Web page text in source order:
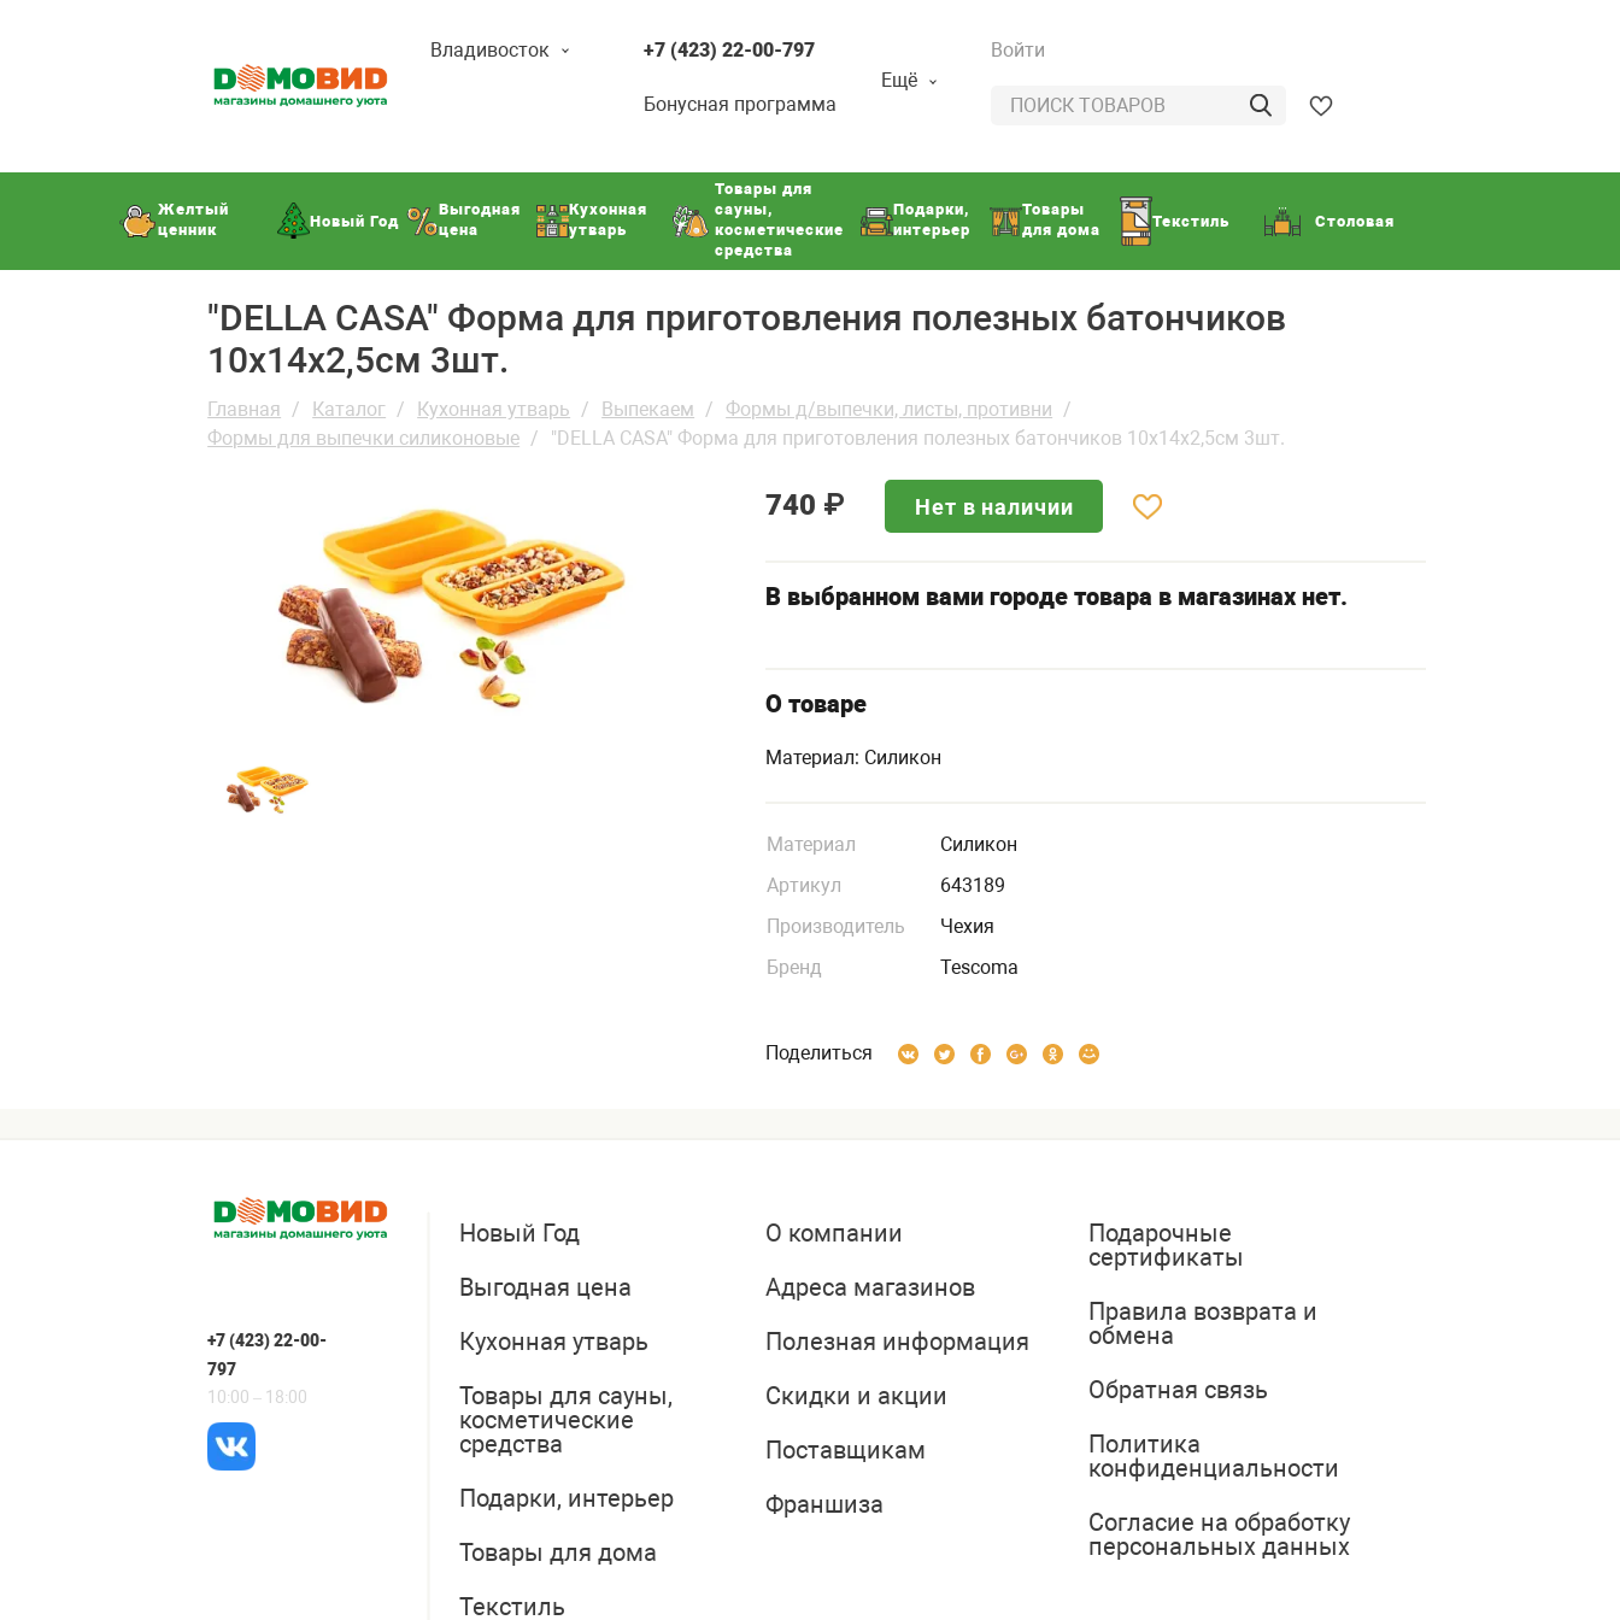
Владивосток +7 (423) 22-00-797
Бонусная программа
Ещё
Войти
Желтый
ценник
Новый Год
Выгодная
цена
Кухонная
утварь
Товары для
сауны,
косметические
средства
Подарки,
интерьер
Товары
для дома
Текстиль Столовая
"DELLA CASA" Форма для приготовления полезных батончиков
10х14х2,5см 3шт.
Главная Каталог Кухонная утварь Выпекаем
Формы д/выпечки, листы, противни
Формы для выпечки силиконовые
"DELLA CASA" Форма для приготовления полезных батончиков 10х14х2,5см 3шт.
740 ₽ Нет в наличии
В выбранном вами городе товара в магазинах нет.
О товаре
Материал: Силикон
Материал
Силикон
Артикул
643189
Производитель
Чехия
Бренд
Tescoma
Поделиться
+7 (423) 22-00-
797
10:00 – 18:00
Новый Год
Выгодная цена
Кухонная утварь
Товары для сауны,
косметические
средства
Подарки, интерьер
Товары для дома
Текстиль
О компании
Адреса магазинов
Полезная информация
Скидки и акции
Поставщикам
Франшиза
Подарочные
сертификаты
Правила возврата и
обмена
Обратная связь
Политика
конфиденциальности
Согласие на обработку
персональных данных